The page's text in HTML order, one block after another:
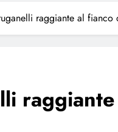
raggiante al